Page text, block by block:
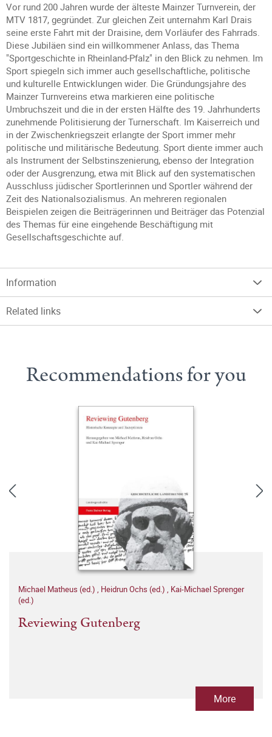
Vor rund 200 Jahren wurde der älteste Mainzer Turnverein, der
MTV 1817, gegründet. Zur gleichen Zeit unternahm Karl Drais
seine erste Fahrt mit der Draisine, dem Vorläufer des Fahrrads.
Diese Jubiläen sind ein willkommener Anlass, das Thema
"Sportgeschichte in Rheinland-Pfalz" in den Blick zu nehmen. Im
Sport spiegeln sich immer auch gesellschaftliche, politische
und kulturelle Entwicklungen wider. Die Gründungsjahre des
Mainzer Turnvereins etwa markieren eine politische
Umbruchszeit und die in der ersten Hälfte des 19. Jahrhunderts
zunehmende Politisierung der Turnerschaft. Im Kaiserreich und
in der Zwischenkriegszeit erlangte der Sport immer mehr
politische und militärische Bedeutung. Sport diente immer auch
als Instrument der Selbstinszenierung, ebenso der Integration
oder der Ausgrenzung, etwa mit Blick auf den systematischen
Ausschluss jüdischer Sportlerinnen und Sportler während der
Zeit des Nationalsozialismus. An mehreren regionalen
Beispielen zeigen die Beiträgerinnen und Beiträger das Potenzial
des Themas für eine eingehende Beschäftigung mit
Gesellschaftsgeschichte auf.
Information
Related links
Recommendations for you
Michael Matheus (ed.) , Heidrun Ochs (ed.) , Kai-Michael Sprenger
(ed.)
Reviewing Gutenberg
More